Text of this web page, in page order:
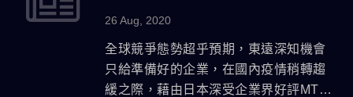
26 Aug, 2020
全球競爭態勢超乎預期，東遠深知機會
只給準備好的企業，在國內疫情稍轉趨
緩之際，藉由日本深受企業界好評MTP